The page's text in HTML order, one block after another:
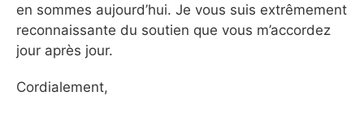
en sommes aujourd’hui. Je vous suis extrêmement
reconnaissante du soutien que vous m’accordez
jour après jour.
Cordialement,